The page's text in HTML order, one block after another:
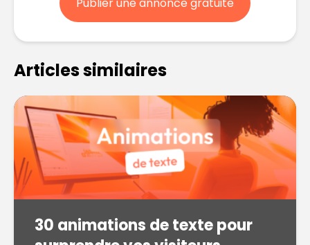
Articles similaires
30 animations de texte pour